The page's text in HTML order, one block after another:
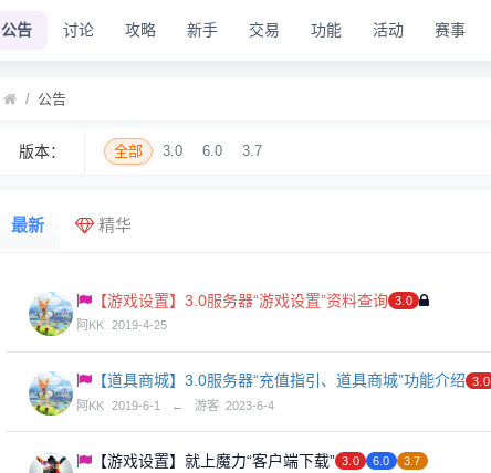
公告 讨论 攻略 新手 交易 功能 活动 赛事
/ 公告
版本： 全部 3.0 6.0 3.7
最新 精华
【游戏设置】3.0服务器“游戏设置”资料查询 3.0
阿KK 2019-4-25
【道具商城】3.0服务器“充值指引、道具商城”功能介绍
3.0
阿KK 2019-6-1 ← 游客 2023-6-4
【游戏设置】就上魔力“客户端下载” 3.0 6.0
3.7